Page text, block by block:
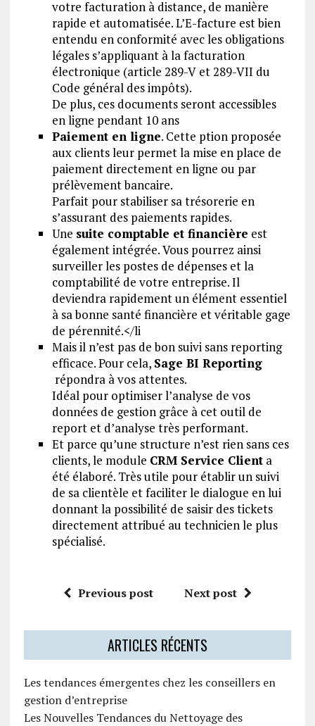
votre facturation à distance, de manière
rapide et automatisée. L’E-facture est bien
entendu en conformité avec les obligations
légales s’appliquant à la facturation
électronique (article 289-V et 289-VII du
Code général des impôts).
De plus, ces documents seront accessibles
en ligne pendant 10 ans
Paiement en ligne. Cette ption proposée
aux clients leur permet la mise en place de
paiement directement en ligne ou par
prélèvement bancaire.
Parfait pour stabiliser sa trésorerie en
s’assurant des paiements rapides.
Une suite comptable et financière est
également intégrée. Vous pourrez ainsi
surveiller les postes de dépenses et la
comptabilité de votre entreprise. Il
deviendra rapidement un élément essentiel
à sa bonne santé financière et véritable gage
de pérennité.</li
Mais il n’est pas de bon suivi sans reporting
efficace. Pour cela, Sage BI Reporting
répondra à vos attentes.
Idéal pour optimiser l’analyse de vos
données de gestion grâce à cet outil de
report et d’analyse très performant.
Et parce qu’une structure n’est rien sans ces
clients, le module CRM Service Clienta
été élaboré. Très utile pour établir un suivi
de sa clientèle et faciliter le dialogue en lui
donnant la possibilité de saisir des tickets
directement attribué au technicien le plus
spécialisé.
Previous post Next post
ARTICLES RÉCENTS
Les tendances émergentes chez les conseillers en
gestion d’entreprise
Les Nouvelles Tendances du Nettoyage des